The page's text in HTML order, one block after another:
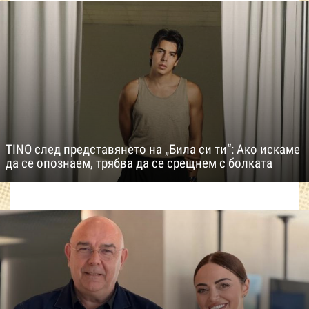
TINO след представянето на „Била си ти“: Ако искаме
да се опознаем, трябва да се срещнем с болката